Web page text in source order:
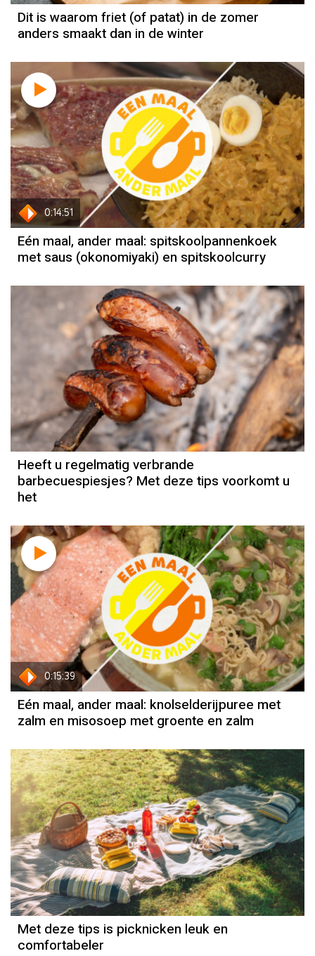
Dit is waarom friet (of patat) in de zomer
anders smaakt dan in de winter
0:14:51
Eén maal, ander maal: spitskoolpannenkoek
met saus (okonomiyaki) en spitskoolcurry
Heeft u regelmatig verbrande
barbecuespiesjes? Met deze tips voorkomt u
het
0:15:39
Eén maal, ander maal: knolselderijpuree met
zalm en misosoep met groente en zalm
Met deze tips is picknicken leuk en
comfortabeler